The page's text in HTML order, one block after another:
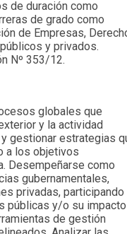
de duración como
de grado como
de Empresas,
y privados.
Nº 353/12.
globales que
y la actividad
gestionar estrategias
a los objetivos
Desempeñarse como
gubernamentales,
privadas, participando
públicas y/o su impacto
de gestión